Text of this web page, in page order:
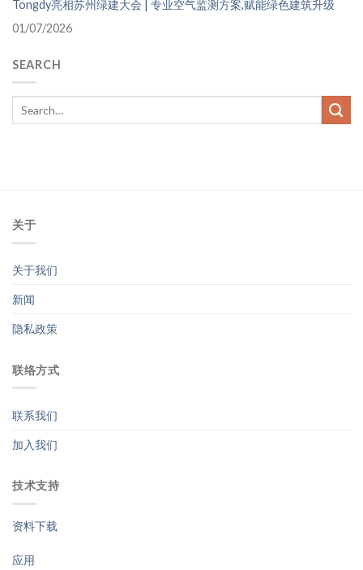
Tongdy亮相苏州绿建大会 | 专业空气监测方案,赋能绿色建筑升级
01/07/2026
SEARCH
关于
关于我们
新闻
隐私政策
联络方式
联系我们
加入我们
技术支持
资料下载
应用